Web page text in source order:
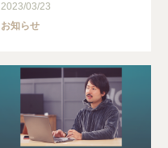
Coordi･･･
2023/03/23
お知らせ